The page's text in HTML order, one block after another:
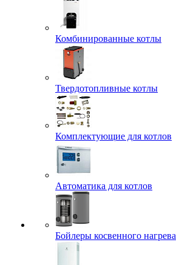
Комбинированные котлы
Твердотопливные котлы
Комплектующие для котлов
Автоматика для котлов
Бойлеры косвенного нагрева